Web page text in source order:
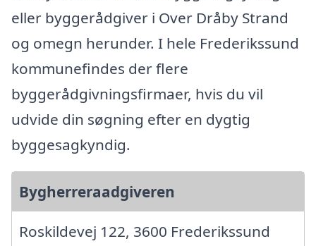
eller byggerådgiver i Over Dråby Strand
og omegn herunder. I hele Frederikssund
kommunefindes der flere
byggerådgivningsfirmaer, hvis du vil
udvide din søgning efter en dygtig
byggesagkyndig.
Bygherreraadgiveren
Roskildevej 122, 3600 Frederikssund